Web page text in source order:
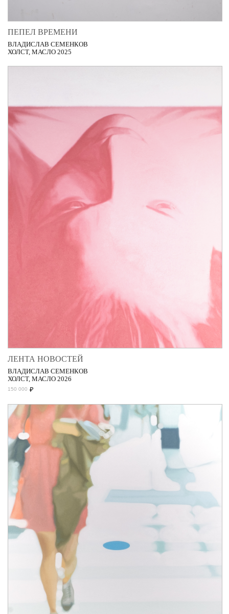
ПЕПЕЛ ВРЕМЕНИ
ВЛАДИСЛАВ СЕМЕНКОВ
ХОЛСТ, МАСЛО 2025
ЛЕНТА НОВОСТЕЙ
ВЛАДИСЛАВ СЕМЕНКОВ
ХОЛСТ, МАСЛО 2026
150 000 ₽